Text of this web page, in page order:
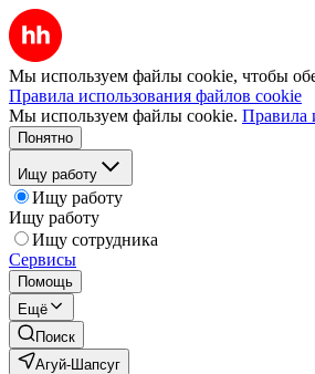
Мы используем файлы cookie, чтобы
Правила использования файлов cookie
Мы используем файлы cookie. Правила
Понятно
Ищу работу
Ищу работу
Ищу работу
Ищу сотрудника
Сервисы
Помощь
Ещё
Поиск
Агуй-Шапсуг